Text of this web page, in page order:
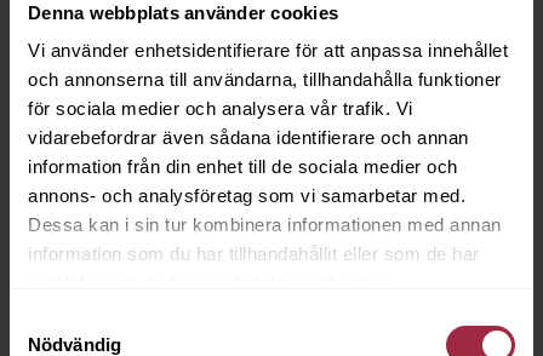
Denna webbplats använder cookies
Vi använder enhetsidentifierare för att anpassa innehållet
och annonserna till användarna, tillhandahålla funktioner
för sociala medier och analysera vår trafik. Vi
vidarebefordrar även sådana identifierare och annan
information från din enhet till de sociala medier och
annons- och analysföretag som vi samarbetar med.
Dessa kan i sin tur kombinera informationen med annan
information som du har tillhandahållit eller som de har
Nödvändig